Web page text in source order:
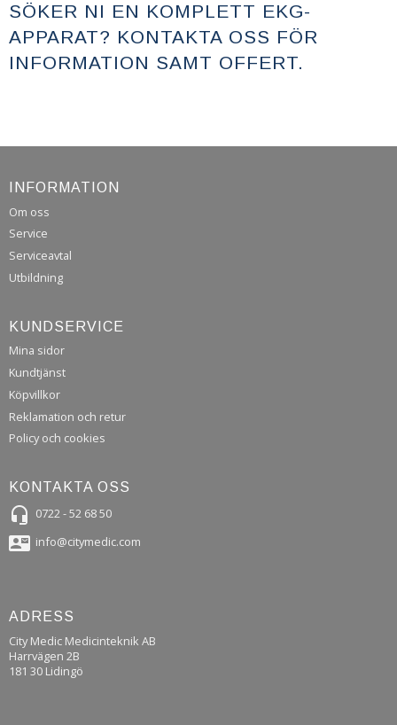
SÖKER NI EN KOMPLETT EKG-
APPARAT? KONTAKTA OSS FÖR
INFORMATION SAMT OFFERT.
INFORMATION
Om oss
Service
Serviceavtal
Utbildning
KUNDSERVICE
Mina sidor
Kundtjänst
Köpvillkor
Reklamation och retur
Policy och cookies
KONTAKTA OSS
headset_mic 0722 - 52 68 50
contact_mail info@citymedic.com
ADRESS
City Medic Medicinteknik AB
Harrvägen 2B
181 30 Lidingö